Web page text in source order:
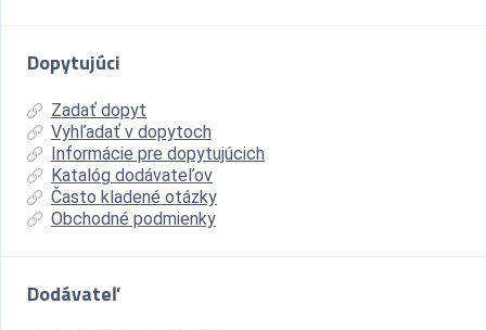
Dopytujúci
Zadať dopyt
Vyhľadať v dopytoch
Informácie pre dopytujúcich
Katalóg dodávateľov
Často kladené otázky
Obchodné podmienky
Dodávateľ